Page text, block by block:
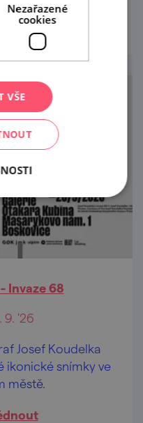
Invaze 68
9. '26
Josef Koudelka
ikonické snímky ve
městě.
Nezařazené
cookies
VŠE